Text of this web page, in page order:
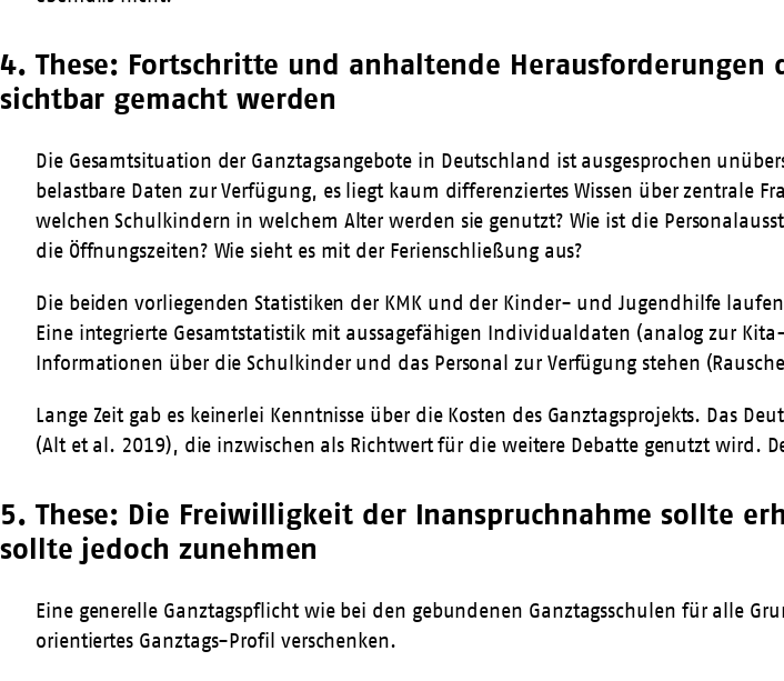
4. These: Fortschritte und anhaltende
sichtbar gemacht werden
Die Gesamtsituation der Ganztagsangebote in Deutschland ist ausgesprochen
belastbare Daten zur Verfügung, es liegt kaum differenziertes Wissen über zentrale
welchen Schulkindern in welchem Alter werden sie genutzt? Wie ist die
die Öffnungszeiten? Wie sieht es mit der Ferienschließung aus?
Die beiden vorliegenden Statistiken der KMK und der Kinder- und Jugendhilfe
Eine integrierte Gesamtstatistik mit aussagefähigen Individualdaten (analog zur
Informationen über die Schulkinder und das Personal zur Verfügung stehen
Lange Zeit gab es keinerlei Kenntnisse über die Kosten des Ganztagsprojekts. Das
(Alt et al. 2019), die inzwischen als Richtwert für die weitere Debatte genutzt wird.
5. These: Die Freiwilligkeit der Inanspruchnahme sollte
sollte jedoch zunehmen
Eine generelle Ganztagspflicht wie bei den gebundenen Ganztagsschulen für alle
orientiertes Ganztags-Profil verschenken.